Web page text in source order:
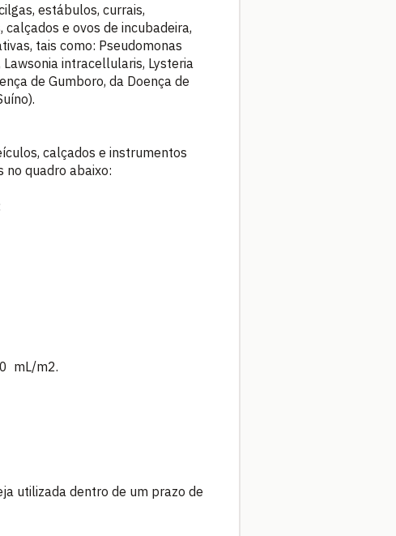
estábulos, currais,
e ovos de incubadeira,
tais como: Pseudomonas
intracellularis, Lysteria
de Gumboro, da Doença de
calçados e instrumentos
no quadro abaixo:
mL/m2.
utilizada dentro de um prazo de